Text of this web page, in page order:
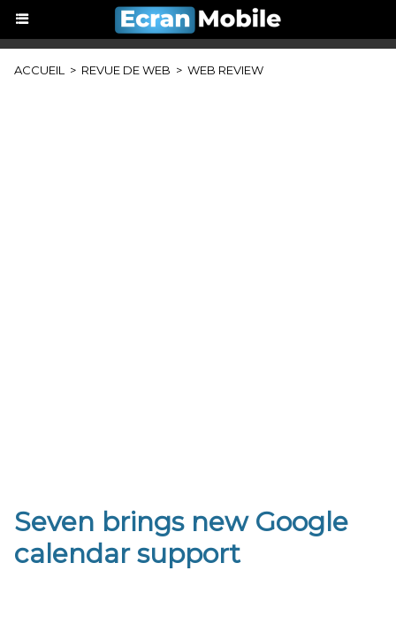
ACCUEIL > REVUE DE WEB > WEB REVIEW
Seven brings new Google
calendar support